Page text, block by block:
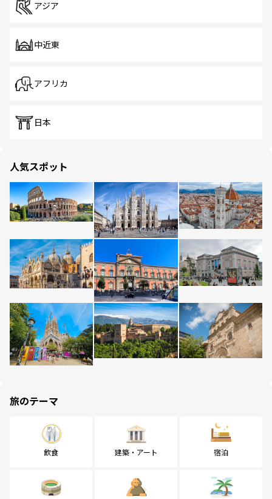
アジア
中近東
アフリカ
日本
人気スポット
旅のテーマ
飲食 建築・アート 宿泊